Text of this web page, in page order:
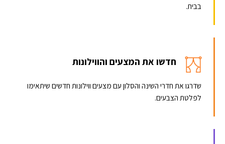
בבית.
חדשו את המצעים והווילונות
שדרגו את חדרי השינה והסלון עם מצעים ווילונות חדשים שיתאימו
לפלטת הצבעים.